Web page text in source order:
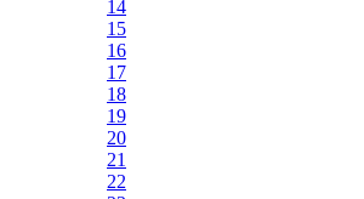
14
15
16
17
18
19
20
21
22